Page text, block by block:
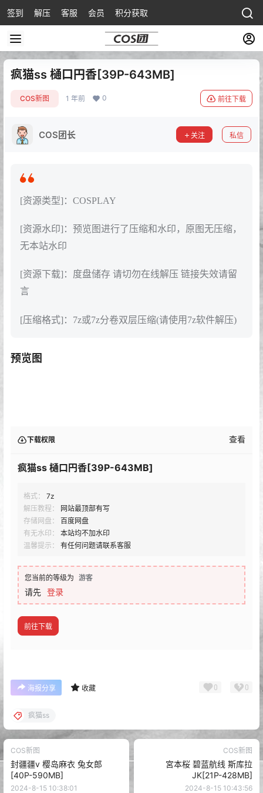
签到 解压 客服 会员 积分获取
疯猫ss 樋口円香[39P-643MB]
COS新图 1 年前 0 前往下载
COS团长 关注 私信
[资源类型]：COSPLAY
[资源水印]：预览图进行了压缩和水印，原图无压缩，
无本站水印
[资源下载]：度盘储存 请切勿在线解压 链接失效请留
言
[压缩格式]：7z或7z分卷双层压缩(请使用7z软件解压)
预览图
下载权限 查看
疯猫ss 樋口円香[39P-643MB]
格式：
7z
解压教程：
网站最顶部有写
存储网盘：
百度网盘
有无水印：
本站均不加水印
温馨提示：
有任何问题请联系客服
您当前的等级为 游客
请先 登录
前往下载
海报分享 收藏 0 0
疯猫ss
COS新图
封疆疆v 樱岛麻衣 兔女郎
[40P-590MB]
2024-8-15 10:38:01
COS新图
宮本桜 碧蓝航线 斯库拉
JK[21P-428MB]
2024-8-15 10:43:56